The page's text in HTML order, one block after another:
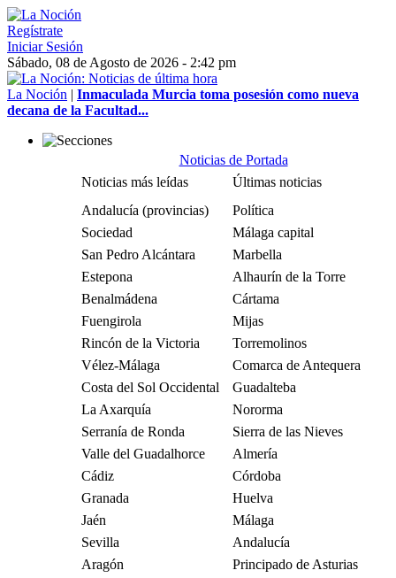
Regístrate
Iniciar Sesión
Sábado, 08 de Agosto de 2026 - 2:42 pm
La Noción | Inmaculada Murcia toma posesión como nueva
decana de la Facultad...
Noticias de Portada
Noticias más leídas
Últimas noticias
Andalucía (provincias)
Política
Sociedad
Málaga capital
San Pedro Alcántara
Marbella
Estepona
Alhaurín de la Torre
Benalmádena
Cártama
Fuengirola
Mijas
Rincón de la Victoria
Torremolinos
Vélez-Málaga
Comarca de Antequera
Costa del Sol Occidental
Guadalteba
La Axarquía
Nororma
Serranía de Ronda
Sierra de las Nieves
Valle del Guadalhorce
Almería
Cádiz
Córdoba
Granada
Huelva
Jaén
Málaga
Sevilla
Andalucía
Aragón
Principado de Asturias